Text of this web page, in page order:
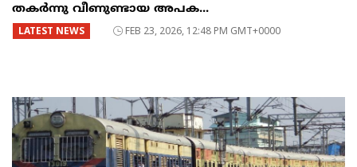
തകർന്നു വീണുണ്ടായ അപക...
LATEST NEWS FEB 23, 2026, 12:48 PM GMT+0000